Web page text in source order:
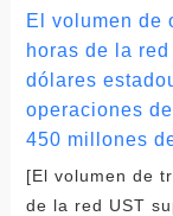
El volumen de
horas de la
dólares
operaciones
450 millones
[El volumen de
de la red UST